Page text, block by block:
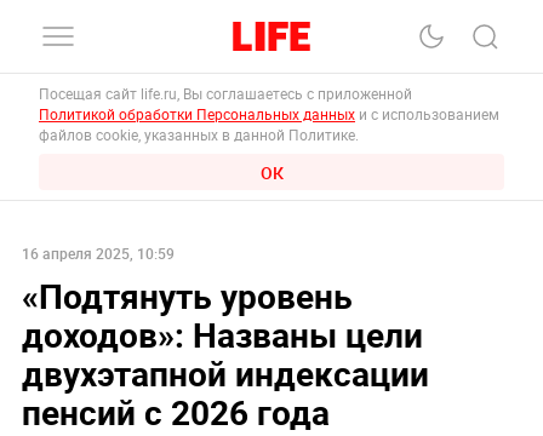
Посещая сайт life.ru, Вы соглашаетесь с приложенной
Политикой обработки Персональных данных и с использованием
файлов cookie, указанных в данной Политике.
ОК
16 апреля 2025, 10:59
«Подтянуть уровень
доходов»: Названы цели
двухэтапной индексации
пенсий с 2026 года